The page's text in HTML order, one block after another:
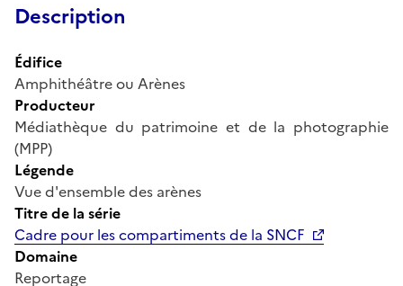
Description
Édifice
Amphithéâtre ou Arènes
Producteur
Médiathèque du patrimoine et de la photographie
(MPP)
Légende
Vue d'ensemble des arènes
Titre de la série
Cadre pour les compartiments de la SNCF
Domaine
Reportage